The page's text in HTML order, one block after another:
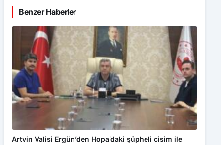
Benzer Haberler
Artvin Valisi Ergün’den Hopa’daki şüpheli cisim ile